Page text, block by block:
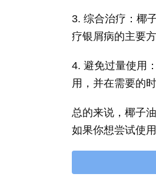
3. 综合治疗：椰
疗银屑病的主要方
4. 避免过量使用
用，并在需要的
总的来说，椰子
如果你想尝试使